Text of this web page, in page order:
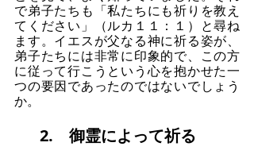
で弟子たちも「私たちにも祈りを教え
てください」（ルカ１１：１）と尋ね
ます。イエスが父なる神に祈る姿が、
弟子たちには非常に印象的で、この方
に従って行こうという心を抱かせた一
つの要因であったのではないでしょう
か。
2.　御霊によって祈る